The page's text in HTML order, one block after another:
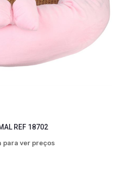
REF 18702
ver preços